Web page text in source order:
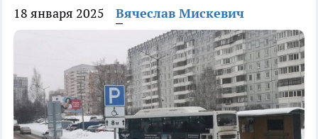
18 января 2025 Вячеслав Мискевич